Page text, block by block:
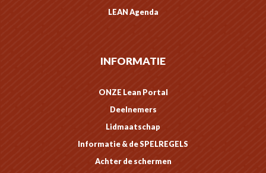
LEAN Agenda
INFORMATIE
ONZE Lean Portal
Deelnemers
Lidmaatschap
Informatie & de SPELREGELS
Achter de schermen